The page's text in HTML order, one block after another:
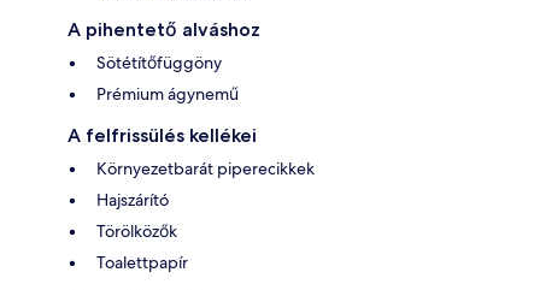
A pihentető alváshoz
Sötétítőfüggöny
Prémium ágynemű
A felfrissülés kellékei
Környezetbarát piperecikkek
Hajszárító
Törölközők
Toalettpapír